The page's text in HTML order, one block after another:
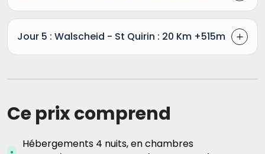
Jour 5 : Walscheid - St Quirin : 20 Km +515m
Ce prix comprend
Hébergements 4 nuits, en chambres